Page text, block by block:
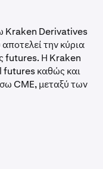
Kraken Derivatives
την κύρια
futures. Η Kraken
futures καθώς και
CME, μεταξύ των